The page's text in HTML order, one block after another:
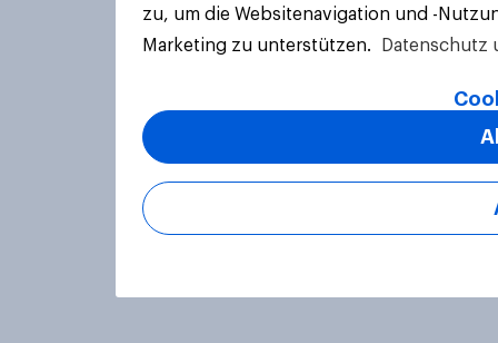
zu, um die Websitenavigation und -
Marketing zu unterstützen.
Datenschutz